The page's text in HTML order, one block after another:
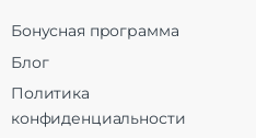
Бонусная программа
Блог
Политика
конфиденциальности